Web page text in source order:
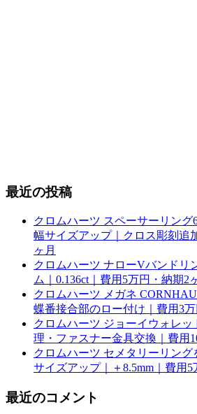
最近の投稿
クロムハーツ スペーサーリン
幅サイズアップ｜クロス彫刻追
ヶ月
クロムハーツ ナローVバンドリ
ム｜0.136ct｜費用5万円・納期2
クロムハーツ メガネ
蝶番接合部のロー付け｜費用3
クロムハーツ ジョーイウォレ
理・ファスナー金具交換｜費用
クロムハーツ セメタリーリン
サイズアップ｜＋8.5mm｜費用5
最近のコメント